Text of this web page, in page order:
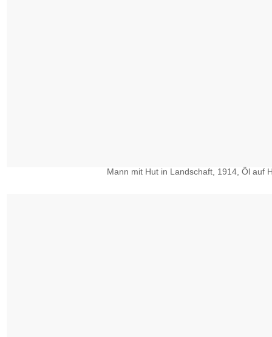
Mann mit Hut in Landschaft, 1914, Öl auf